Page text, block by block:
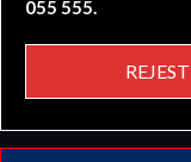
055 555.